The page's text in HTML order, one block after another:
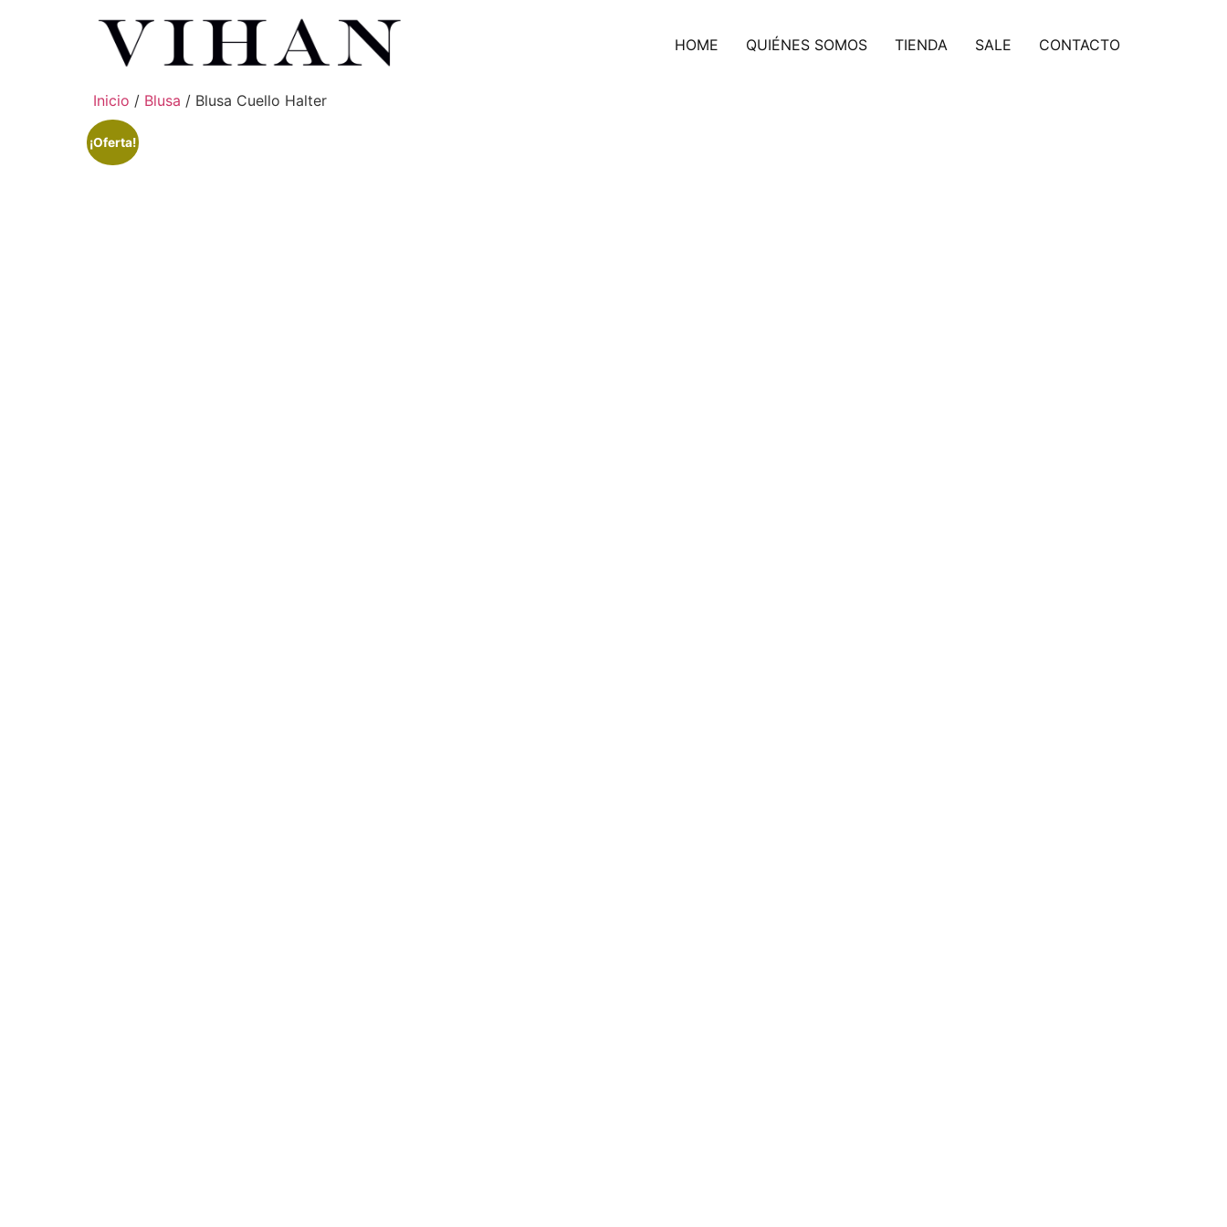
HOME QUIÉNES SOMOS TIENDA SALE CONTACTO
Inicio / Blusa / Blusa Cuello Halter
¡Oferta!